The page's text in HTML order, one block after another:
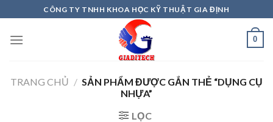
to
content
CÔNG TY TNHH KHOA HỌC KỸ THUẬT GIA ĐỊNH
0
TRANG CHỦ / SẢN PHẨM ĐƯỢC GẮN THẺ “DỤNG CỤ
NHỰA”
LỌC